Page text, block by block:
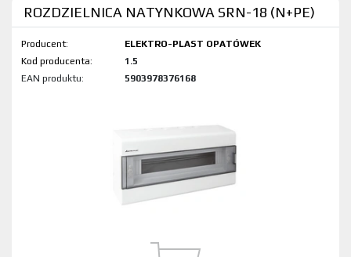
ROZDZIELNICA NATYNKOWA SRN-18 (N+PE)
Producent:
ELEKTRO-PLAST OPATÓWEK
Kod produktu:
1.5
EAN produktu:
5903978376168